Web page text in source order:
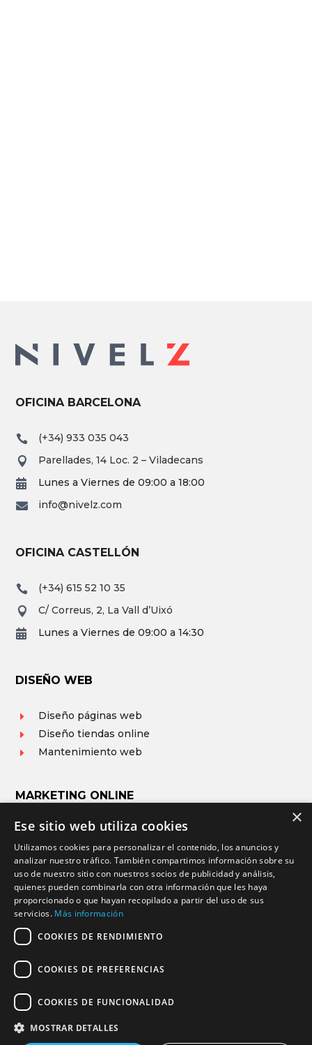
OFICINA BARCELONA
 (+34) 933 035 043
 Parellades, 14 Loc. 2 – Viladecans
 Lunes a Viernes de 09:00 a 18:00
 info@nivelz.com
OFICINA CASTELLÓN
 (+34) 615 52 10 35
 C/ Correus, 2, La Vall d’Uixó
 Lunes a Viernes de 09:00 a 14:30
DISEÑO WEB
E Diseño páginas web
E Diseño tiendas online
E Mantenimiento web
MARKETING ONLINE
E Posicionamiento web (SEO)
E Publicidad en Google ADS (SEM)
Gestión Redes Sociales (RRSS)
E Diseño de logotipos

derechos reservados.
×
Ese sitio web utiliza cookies
Utilizamos cookies para personalizar el contenido, los anuncios y
analizar nuestro tráfico. También compartimos información sobre su
uso de nuestro sitio con nuestros socios de publicidad y análisis,
quienes pueden combinarla con otra información que les haya
proporcionado o que hayan recopilado a partir del uso de sus
servicios. Más información
COOKIES DE RENDIMIENTO
COOKIES DE PREFERENCIAS
COOKIES DE FUNCIONALIDAD
MOSTRAR DETALLES